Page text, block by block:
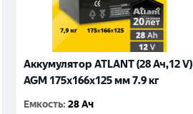
Аккумулятор ATLANT (28 Ач,12 V)
AGM 175x166x125 мм 7.9 кг
Емкость:28 Ач